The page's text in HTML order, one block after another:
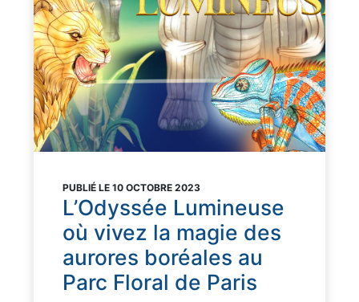
PUBLIÉ LE 10 OCTOBRE 2023
L’Odyssée Lumineuse
où vivez la magie des
aurores boréales au
Parc Floral de Paris